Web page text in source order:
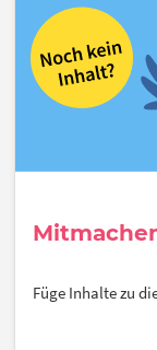
Füge Inhalte zu